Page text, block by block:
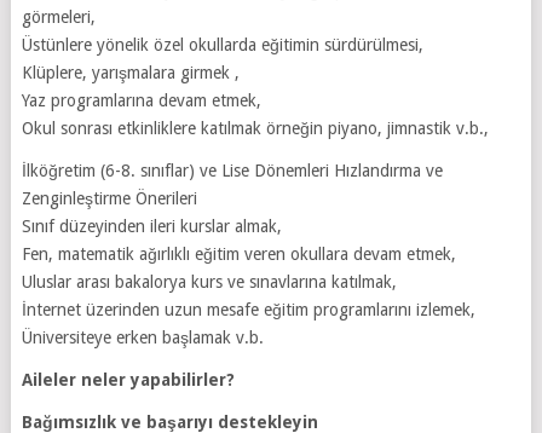
görmeleri,
Üstünlere yönelik özel okullarda eğitimin sürdürülmesi,
Klüplere, yarışmalara girmek ,
Yaz programlarına devam etmek,
Okul sonrası etkinliklere katılmak örneğin piyano, jimnastik v.b.,
İlköğretim (6-8. sınıflar) ve Lise Dönemleri Hızlandırma ve
Zenginleştirme Önerileri
Sınıf düzeyinden ileri kurslar almak,
Fen, matematik ağırlıklı eğitim veren okullara devam etmek,
Uluslar arası bakalorya kurs ve sınavlarına katılmak,
İnternet üzerinden uzun mesafe eğitim programlarını izlemek,
Üniversiteye erken başlamak v.b.
Aileler neler yapabilirler?
Bağımsızlık ve başarıyı destekleyin